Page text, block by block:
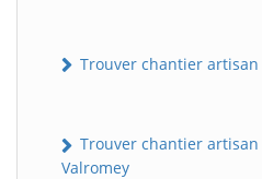
Trouver chantier artisan
Trouver chantier artisan
Valromey